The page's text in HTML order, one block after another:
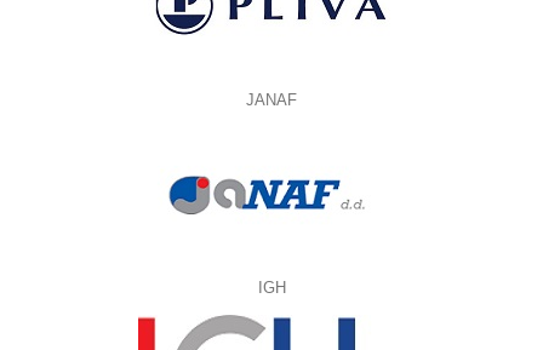
JANAF
IGH